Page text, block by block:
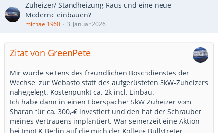
Zuheizer/ Standheizung Raus und eine neue
Moderne einbauen?
michael1960 3. Januar 2026
Zitat von GreenPete
Mir wurde seitens des freundlichen Boschdienstes der
Wechsel zur Webasto statt des aufgerüsteten 3kW-Zuheizers
nahegelegt. Kostenpunkt ca. 2k incl. Einbau.
Ich habe dann in einen Eberspächer 5kW-Zuheizer vom
Sharan für ca. 300,-€ investiert und den hat der Schrauber
meines Vertrauens implantiert. War seinerzeit eine Aktion
bei ImpEK Berlin auf die mich der Kollege Bullytreter